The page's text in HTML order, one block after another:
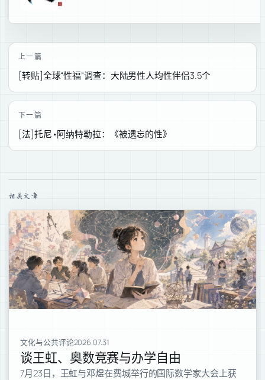
上一篇
[转贴]全球“性福”调查：大陆男性人均性伴侣3.5个
下一篇
[法]托尼•阿纳特勒拉：《被遗忘的性》
相关文章
文化与公共评论2026.07.31
谈王虹、奥数竞赛与办学自由
7月23日，王虹与邓煜在费城举行的国际数学家大会上获